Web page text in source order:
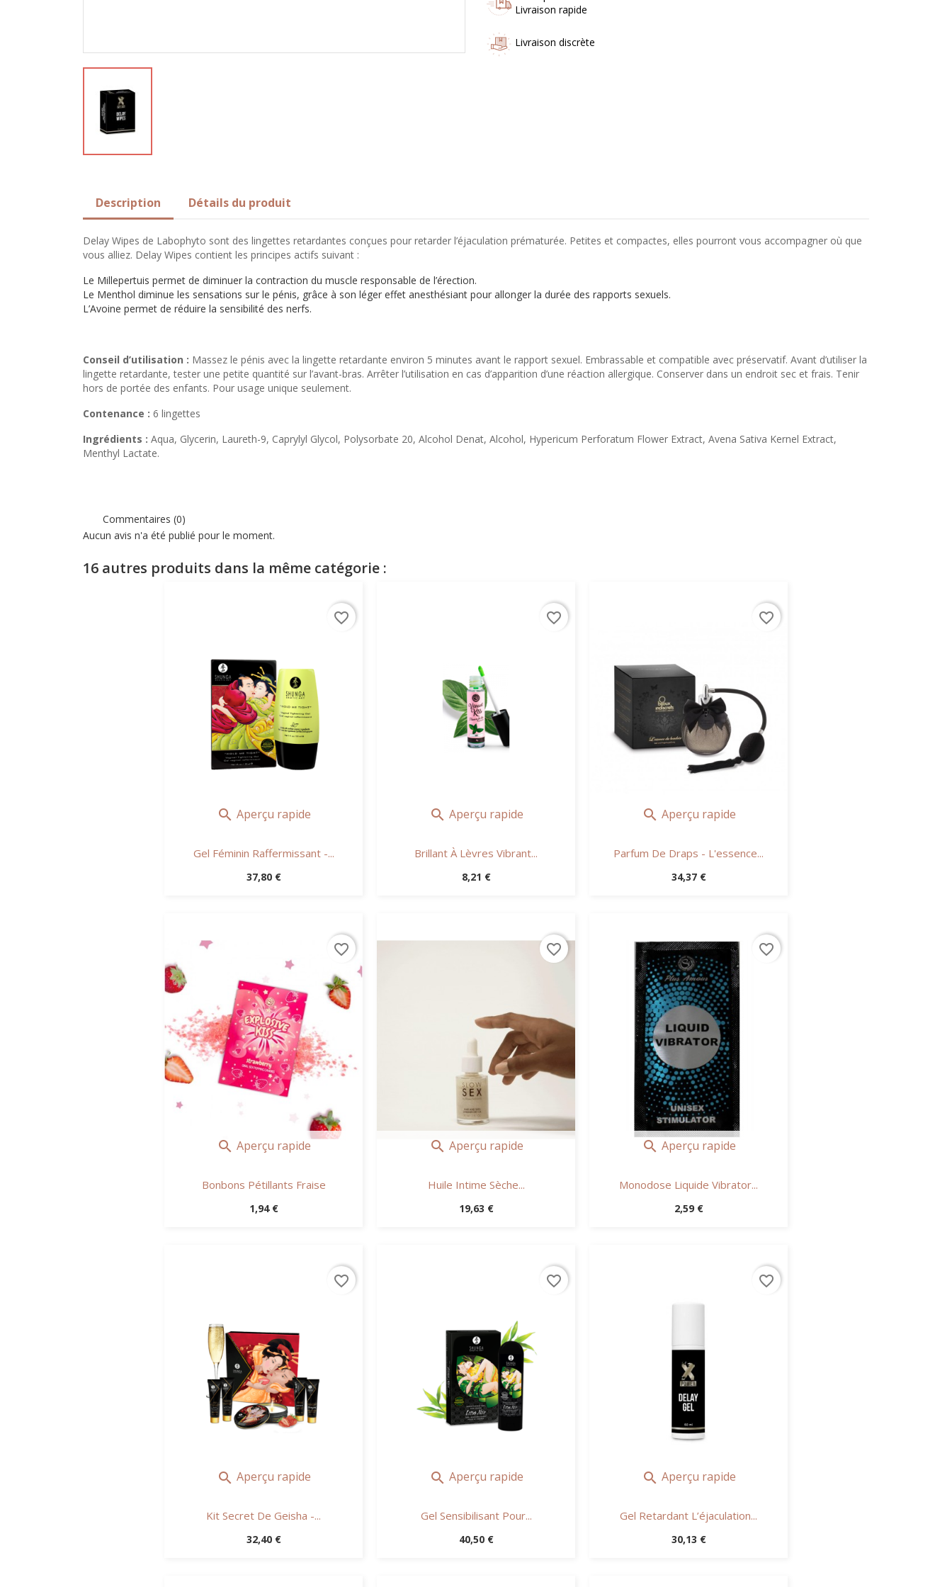
Livraison rapide
Livraison discrète
Description Détails du produit
Delay Wipes de Labophyto sont des lingettes retardantes conçues pour retarder l’éjaculation prématurée. Petites et compactes, elles pourront vous accompagner où que
vous alliez. Delay Wipes contient les principes actifs suivant :
Le Millepertuis permet de diminuer la contraction du muscle responsable de l’érection.
Le Menthol diminue les sensations sur le pénis, grâce à son léger effet anesthésiant pour allonger la durée des rapports sexuels.
L’Avoine permet de réduire la sensibilité des nerfs.
Conseil d’utilisation : Massez le pénis avec la lingette retardante environ 5 minutes avant le rapport sexuel. Embrassable et compatible avec préservatif. Avant d’utiliser la
lingette retardante, tester une petite quantité sur l’avant-bras. Arrêter l’utilisation en cas d’apparition d’une réaction allergique. Conserver dans un endroit sec et frais. Tenir
hors de portée des enfants. Pour usage unique seulement.
Contenance : 6 lingettes
Ingrédients : Aqua, Glycerin, Laureth-9, Caprylyl Glycol, Polysorbate 20, Alcohol Denat, Alcohol, Hypericum Perforatum Flower Extract, Avena Sativa Kernel Extract,
Menthyl Lactate.
Commentaires (0)
Aucun avis n'a été publié pour le moment.
16 autres produits dans la même catégorie :
 Aperçu rapide
Gel Féminin Raffermissant -...
Prix
37,80 €
favorite_border
 Aperçu rapide
Brillant À Lèvres Vibrant...
Prix
8,21 €
favorite_border
 Aperçu rapide
Parfum De Draps - L'essence...
Prix
34,37 €
favorite_border
 Aperçu rapide
Bonbons Pétillants Fraise
Prix
1,94 €
favorite_border
 Aperçu rapide
Huile Intime Sèche...
Prix
19,63 €
favorite_border
 Aperçu rapide
Monodose Liquide Vibrator...
Prix
2,59 €
favorite_border
 Aperçu rapide
Kit Secret De Geisha -...
Prix
32,40 €
favorite_border
 Aperçu rapide
Gel Sensibilisant Pour...
Prix
40,50 €
favorite_border
 Aperçu rapide
Gel Retardant L’éjaculation...
Prix
30,13 €
favorite_border